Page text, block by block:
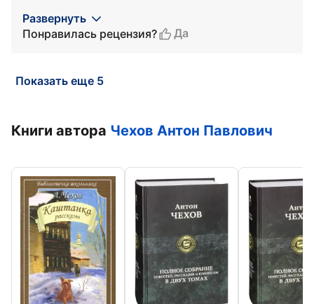
Развернуть
Понравилась рецензия?
Да
Показать еще 5
Книги автора Чехов Антон Павлович